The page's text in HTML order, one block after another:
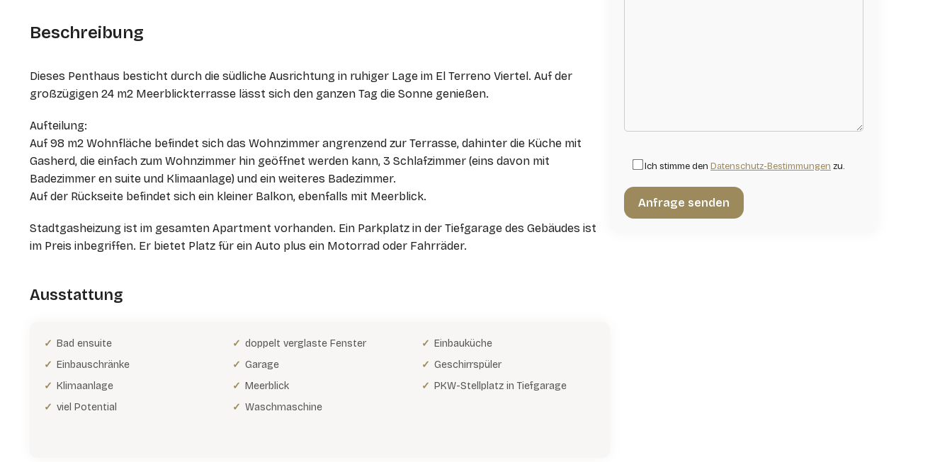
Beschreibung
Dieses Penthaus besticht durch die südliche Ausrichtung in ruhiger Lage im El Terreno Viertel. Auf der
großzügigen 24 m2 Meerblickterrasse lässt sich den ganzen Tag die Sonne genießen.
Aufteilung:
Auf 98 m2 Wohnfläche befindet sich das Wohnzimmer angrenzend zur Terrasse, dahinter die Küche mit
Gasherd, die einfach zum Wohnzimmer hin geöffnet werden kann, 3 Schlafzimmer (eins davon mit
Badezimmer en suite und Klimaanlage) und ein weiteres Badezimmer.
Auf der Rückseite befindet sich ein kleiner Balkon, ebenfalls mit Meerblick.
Stadtgasheizung ist im gesamten Apartment vorhanden. Ein Parkplatz in der Tiefgarage des Gebäudes ist
im Preis inbegriffen. Er bietet Platz für ein Auto plus ein Motorrad oder Fahrräder.
Ausstattung
Bad ensuite doppelt verglaste Fenster
Einbauküche
Einbauschränke
Garage
Geschirrspüler
Klimaanlage
Meerblick
PKW-Stellplatz in Tiefgarage
viel Potential
Waschmaschine
Ich stimme den Datenschutz-Bestimmungen zu.